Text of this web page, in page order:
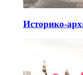
Историко-